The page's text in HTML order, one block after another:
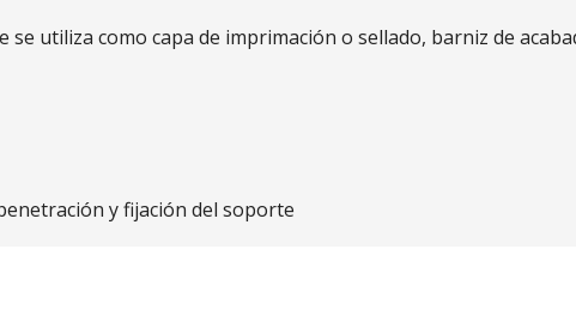
utiliza como capa de imprimación o sellado, barniz de
y fijación del soporte